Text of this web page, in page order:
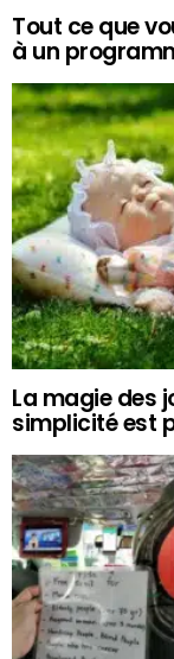
Tout ce que
à un
La magie des
simplicité est